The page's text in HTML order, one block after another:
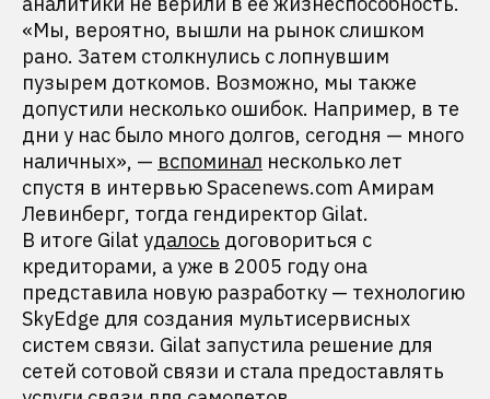
«Мы, вероятно, вышли на рынок слишком
рано. Затем столкнулись с лопнувшим
пузырем доткомов. Возможно, мы также
допустили несколько ошибок. Например, в те
дни у нас было много долгов, сегодня — много
наличных», — вспоминал несколько лет
спустя в интервью Spacenews.com Амирам
Левинберг, тогда гендиректор Gilat.
В итоге Gilat удалось договориться с
кредиторами, а уже в 2005 году она
представила новую разработку — технологию
SkyEdge для создания мультисервисных
систем связи. Gilat запустила решение для
сетей сотовой связи и стала предоставлять